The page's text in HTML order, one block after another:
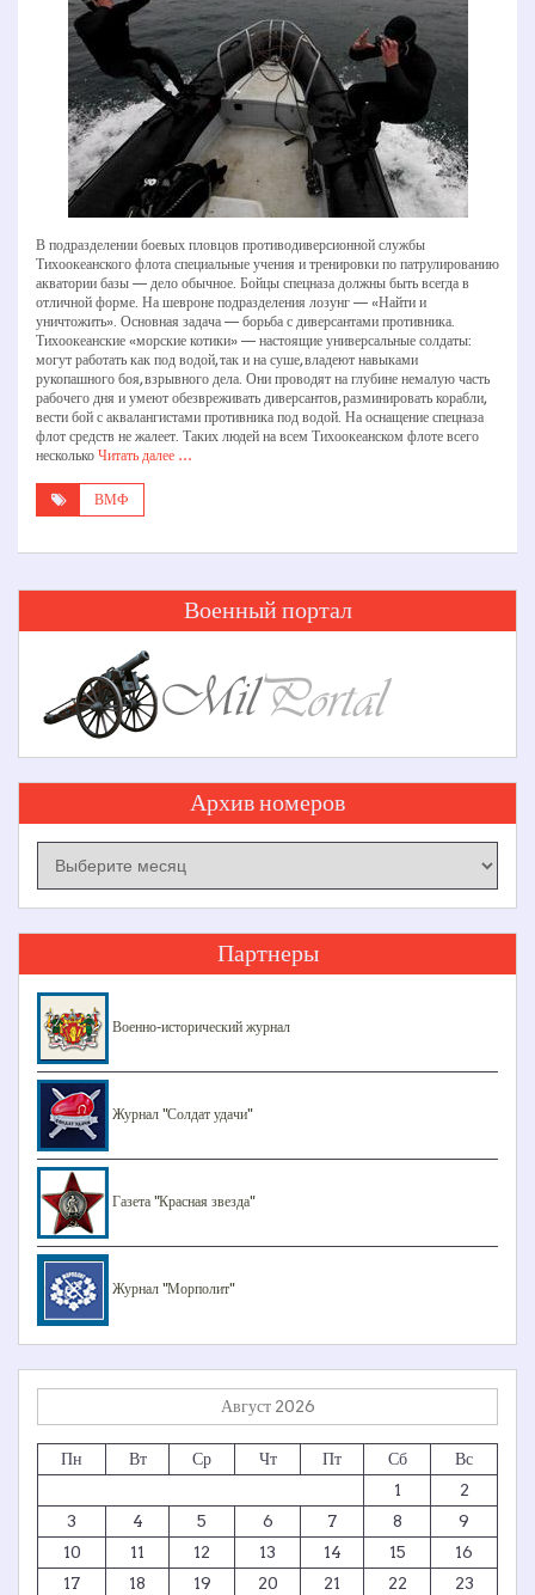
В подразделении боевых пловцов противодиверсионной службы
Тихоокеанского флота специальные учения и тренировки по патрулированию
акватории базы — дело обычное. Бойцы спецназа должны быть всегда в
отличной форме. На шевроне подразделения лозунг — «Найти и
уничтожить». Основная задача — борьба с диверсантами противника.
Тихоокеанские «морские котики» — настоящие универсальные солдаты:
могут работать как под водой, так и на суше, владеют навыками
рукопашного боя, взрывного дела. Они проводят на глубине немалую часть
рабочего дня и умеют обезвреживать диверсантов, разминировать корабли,
вести бой с аквалангистами противника под водой. На оснащение спецназа
флот средств не жалеет. Таких людей на всем Тихоокеанском флоте всего
несколько Читать далее …
ВМФ
Военный портал
Архив номеров
номеров
Партнеры
Военно-исторический журнал
Журнал "Солдат удачи"
Газета "Красная звезда"
Журнал "Морполит"
Август 2026
Пн Вт Ср Чт Пт Сб
Вс
1
2
3
4 5 6 7 8
9
10
11 12 13 14 15
16
17
18 19 20 21 22 23